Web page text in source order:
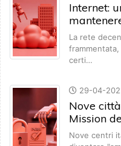
Internet:
La rete
certi…
29-04-
Nove
Mission
Nove centri